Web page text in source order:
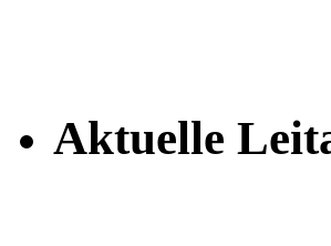
Aktuelle